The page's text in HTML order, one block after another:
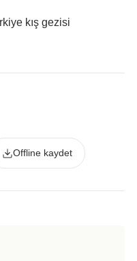
kış gezisi
Offline kaydet